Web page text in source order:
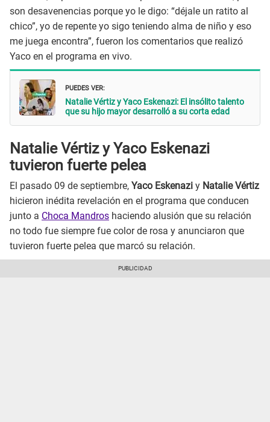
son desavenencias porque yo le digo: “déjale un ratito al
chico”, yo de repente yo sigo teniendo alma de niño y eso
me juega encontra”, fueron los comentarios que realizó
Yaco en el programa en vivo.
PUEDES VER:
Natalie Vértiz y Yaco Eskenazi: El insólito talento
que su hijo mayor desarrolló a su corta edad
Natalie Vértiz y Yaco Eskenazi
tuvieron fuerte pelea
El pasado 09 de septiembre, Yaco Eskenazi y Natalie Vértiz
hicieron inédita revelación en el programa que conducen
junto a Choca Mandros haciendo alusión que su relación
no todo fue siempre fue color de rosa y anunciaron que
tuvieron fuerte pelea que marcó su relación.